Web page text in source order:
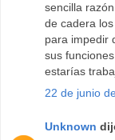
sencilla
de cadera
para impedir
sus
estarías
22 de junio
Unknown